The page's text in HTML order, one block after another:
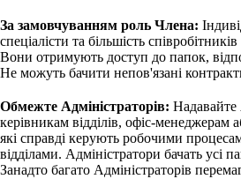
За замовчуванням роль Члена:
спеціалісти та більшість
Вони отримують доступ до папок,
Не можуть бачити непов'язані
Обмежте Адміністраторів: Надавайте
керівникам відділів, офіс-менеджерам
які справді керують робочими
відділами. Адміністратори бачать усі
Занадто багато Адміністраторів